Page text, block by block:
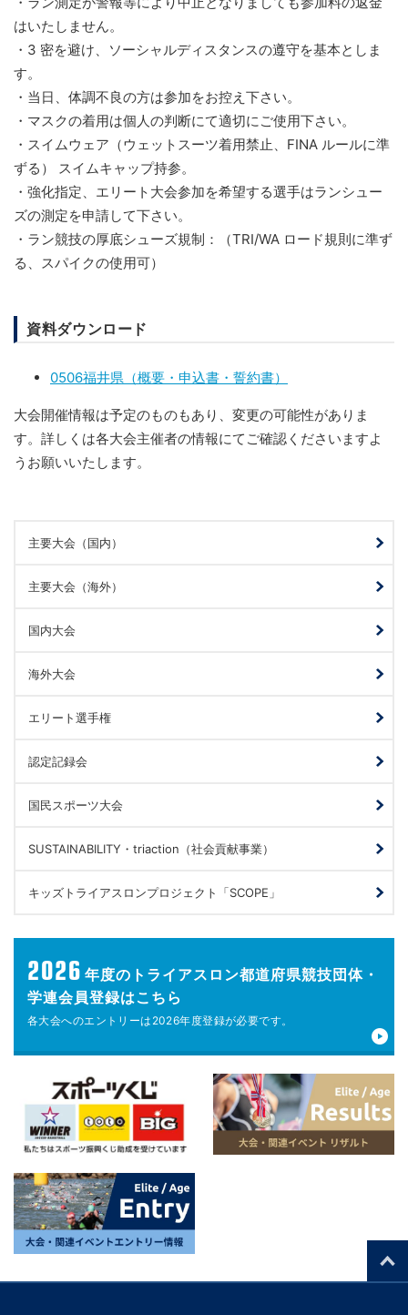
はいたしません。
・3 密を避け、ソーシャルディスタンスの遵守を基本としま
す。
・当日、体調不良の方は参加をお控え下さい。
・マスクの着用は個人の判断にて適切にご使用下さい。
・スイムウェア（ウェットスーツ着用禁止、FINA ルールに準
ずる） スイムキャップ持参。
・強化指定、エリート大会参加を希望する選手はランシュー
ズの測定を申請して下さい。
・ラン競技の厚底シューズ規制：（TRI/WA ロード規則に準ず
る、スパイクの使⽤可）
資料ダウンロード
0506福井県（概要・申込書・誓約書）
大会開催情報は予定のものもあり、変更の可能性がありま
す。詳しくは各大会主催者の情報にてご確認くださいますよ
うお願いいたします。
主要大会（国内）
主要大会（海外）
国内大会
海外大会
エリート選手権
認定記録会
国民スポーツ大会
SUSTAINABILITY・triaction（社会貢献事業）
キッズトライアスロンプロジェクト「SCOPE」
2026 年度の トライアスロン都道府県競技団体・
学連会員登録はこちら
各大会へのエントリーは 2026年度登録が必要です。